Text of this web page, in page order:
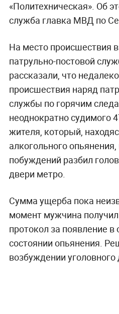
«Политехническая». Об
служба главка МВД по
На место происшествия
патрульно-постовой
рассказали, что
происшествия наряд
службы по горячим
неоднократно судимого
жителя, который,
алкогольного опьянения,
побуждений разбил
двери метро.
Сумма ущерба пока
момент мужчина
протокол за появление
состоянии опьянения.
возбуждении уголовного